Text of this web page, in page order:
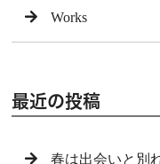
Works
最近の投稿
春は出会いと別